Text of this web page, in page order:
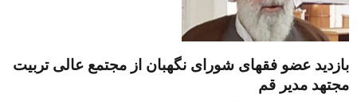
بازدید عضو فقهای شورای نگهبان از مجتمع عالی تربیت
مجتهد مدیر قم